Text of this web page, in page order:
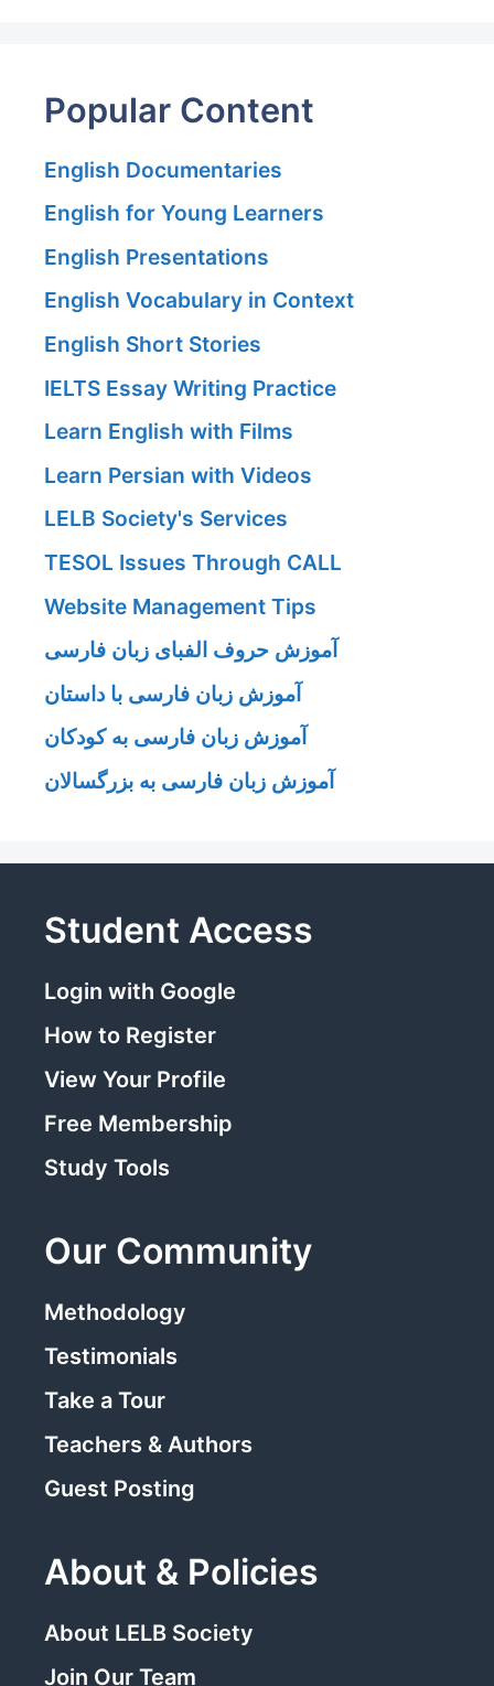
Popular Content
English Documentaries
English for Young Learners
English Presentations
English Vocabulary in Context
English Short Stories
IELTS Essay Writing Practice
Learn English with Films
Learn Persian with Videos
LELB Society's Services
TESOL Issues Through CALL
Website Management Tips
آموزش حروف الفبای زبان فارسی
آموزش زبان فارسی با داستان
آموزش زبان فارسی به کودکان
آموزش زبان فارسی به بزرگسالان
Student Access
Login with Google
How to Register
View Your Profile
Free Membership
Study Tools
Our Community
Methodology
Testimonials
Take a Tour
Teachers & Authors
Guest Posting
About & Policies
About LELB Society
Join Our Team